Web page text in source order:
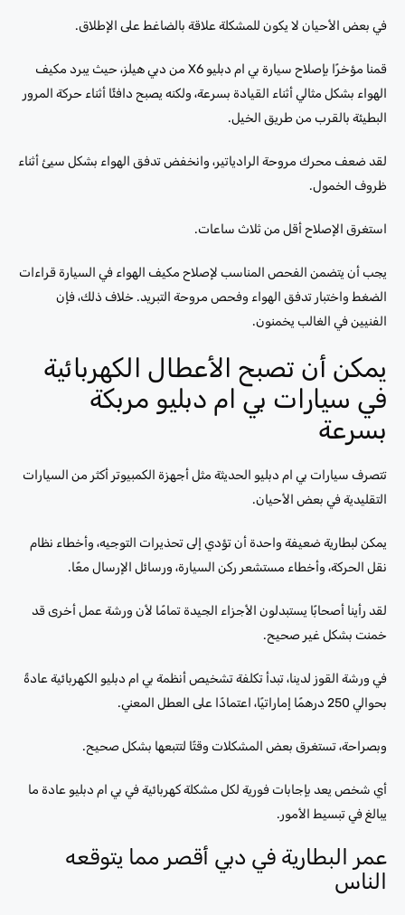
في بعض الأحيان لا يكون للمشكلة علاقة بالضاغط على الإطلاق.
قمنا مؤخرًا بإصلاح سيارة بي ام دبليو X6 من دبي هيلز، حيث يبرد مكيف
الهواء بشكل مثالي أثناء القيادة بسرعة، ولكنه يصبح دافئًا أثناء حركة المرور
البطيئة بالقرب من طريق الخيل.
لقد ضعف محرك مروحة الرادياتير، وانخفض تدفق الهواء بشكل سيئ أثناء
ظروف الخمول.
استغرق الإصلاح أقل من ثلاث ساعات.
يجب أن يتضمن الفحص المناسب لإصلاح مكيف الهواء في السيارة قراءات
الضغط واختبار تدفق الهواء وفحص مروحة التبريد. خلاف ذلك، فإن
الفنيين في الغالب يخمنون.
يمكن أن تصبح الأعطال الكهربائية
في سيارات بي ام دبليو مربكة
بسرعة
تتصرف سيارات بي ام دبليو الحديثة مثل أجهزة الكمبيوتر أكثر من السيارات
التقليدية في بعض الأحيان.
يمكن لبطارية ضعيفة واحدة أن تؤدي إلى تحذيرات التوجيه، وأخطاء نظام
نقل الحركة، وأخطاء مستشعر ركن السيارة، ورسائل الإرسال معًا.
لقد رأينا أصحابًا يستبدلون الأجزاء الجيدة تمامًا لأن ورشة عمل أخرى قد
خمنت بشكل غير صحيح.
في ورشة القوز لدينا، تبدأ تكلفة تشخيص أنظمة بي ام دبليو الكهربائية عادةً
بحوالي 250 درهمًا إماراتيًا، اعتمادًا على العطل المعني.
وبصراحة، تستغرق بعض المشكلات وقتًا لتتبعها بشكل صحيح.
أي شخص يعد بإجابات فورية لكل مشكلة كهربائية في بي ام دبليو عادة ما
يبالغ في تبسيط الأمور.
عمر البطارية في دبي أقصر مما يتوقعه
الناس